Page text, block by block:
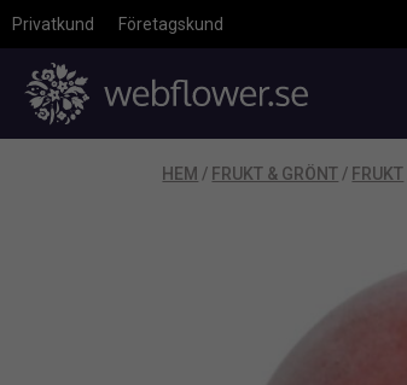
Privatkund Företagskund
HEM / FRUKT & GRÖNT / FRUKT